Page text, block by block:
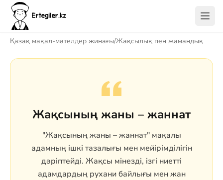
Қазақ мақал-мәтелдер жинағы/Жақсылық пен жамандық
Жақсының жаны – жаннат
"Жақсының жаны – жаннат" мақалы
адамның ішкі тазалығы мен мейірімділігін
дәріптейді. Жақсы мінезді, ізгі ниетті
адамдардың рухани байлығы мен жан